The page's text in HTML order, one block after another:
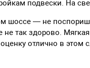
подвески. На
шоссе — не
так здорово.
отлично в